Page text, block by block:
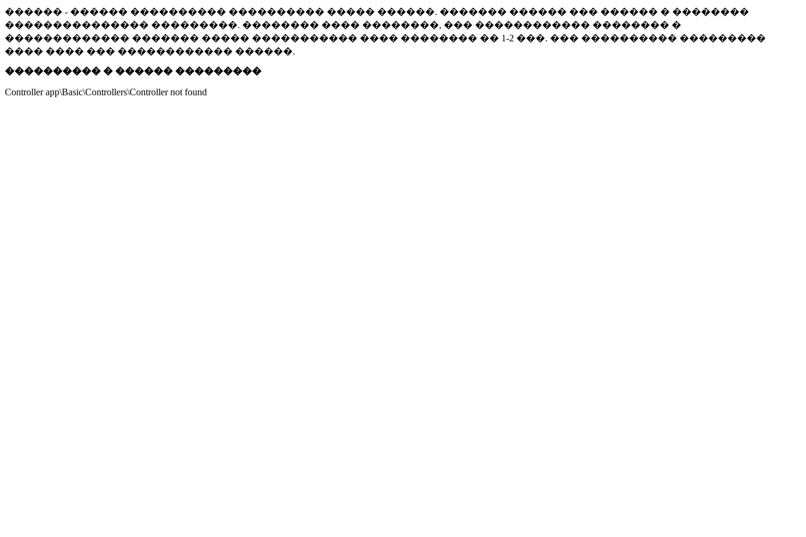
������ - ������ ���������� ���������� ����� ������. ������� ������ ��� ������ � ��������
��������������� ���������. �������� ���� ��������, ��� ������������ �������� �
������������� ������� ����� ����������� ���� �������� �� 1-2 ���. ��� ���������� ���������
���� ���� ��� ������������ ������.
���������� � ������ ���������
Controller app\Basic\Controllers\Controller not found